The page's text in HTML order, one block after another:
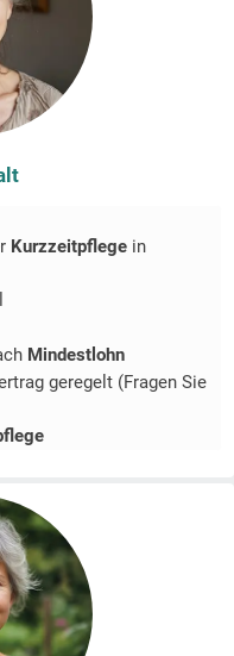
Kurzzeitpflege in
Mindestlohn
geregelt (Fragen Sie